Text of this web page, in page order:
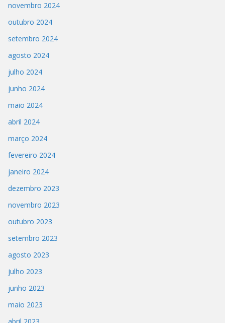
novembro 2024
outubro 2024
setembro 2024
agosto 2024
julho 2024
junho 2024
maio 2024
abril 2024
março 2024
fevereiro 2024
janeiro 2024
dezembro 2023
novembro 2023
outubro 2023
setembro 2023
agosto 2023
julho 2023
junho 2023
maio 2023